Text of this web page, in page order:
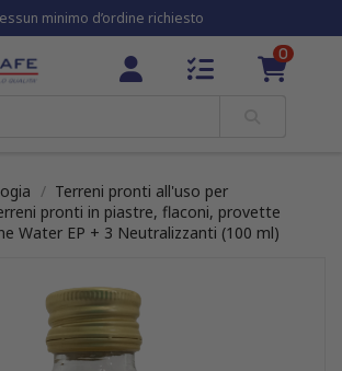
minimo d’ordine richiesto
0
Terreni pronti all'uso per
pronti in piastre, flaconi, provette
Water EP + 3 Neutralizzanti (100 ml)